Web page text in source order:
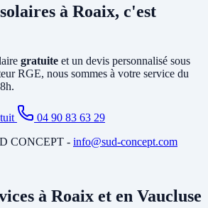
DC depuis la toiture. Si votre tableau
une mise à jour partielle peut être
à Roaix identifie tous les travaux
à Roaix, c'est
gratuite et un devis personnalisé sous
RGE, nous sommes à votre service du
04 90 83 63 29
CONCEPT - info@sud-concept.com
à Roaix et en Vaucluse